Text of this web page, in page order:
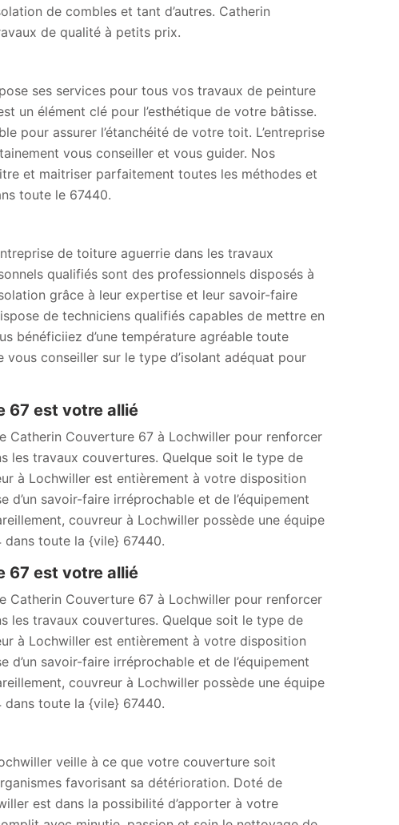
de combles et tant d’autres. Catherin
de qualité à petits prix.
ses services pour tous vos travaux de peinture
un élément clé pour l’esthétique de votre bâtisse.
pour assurer l’étanchéité de votre toit. L’entreprise
vous conseiller et vous guider. Nos
et maitriser parfaitement toutes les méthodes et
toute le 67440.
de toiture aguerrie dans les travaux
qualifiés sont des professionnels disposés à
grâce à leur expertise et leur savoir-faire
de techniciens qualifiés capables de mettre en
bénéficiiez d’une température agréable toute
vous conseiller sur le type d’isolant adéquat pour
67 est votre allié
Catherin Couverture 67 à Lochwiller pour renforcer
travaux couvertures. Quelque soit le type de
à Lochwiller est entièrement à votre disposition
savoir-faire irréprochable et de l’équipement
couvreur à Lochwiller possède une équipe
dans toute la {vile} 67440.
67 est votre allié
Catherin Couverture 67 à Lochwiller pour renforcer
travaux couvertures. Quelque soit le type de
à Lochwiller est entièrement à votre disposition
savoir-faire irréprochable et de l’équipement
couvreur à Lochwiller possède une équipe
dans toute la {vile} 67440.
veille à ce que votre couverture soit
favorisant sa détérioration. Doté de
est dans la possibilité d’apporter à votre